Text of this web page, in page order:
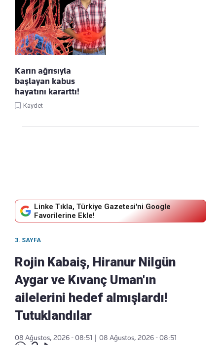
Karın ağrısıyla
başlayan kabus
hayatını kararttı!
Kaydet
Linke Tıkla, Türkiye Gazetesi'ni Google
Favorilerine Ekle!
3. SAYFA
Rojin Kabaiş, Hiranur Nilgün
Aygar ve Kıvanç Uman'ın
ailelerini hedef almışlardı!
Tutuklandılar
08 Ağustos, 2026 - 08:51
08 Ağustos, 2026 - 08:51